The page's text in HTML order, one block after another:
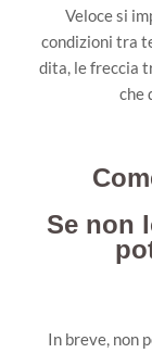
Veloce si
condizioni tra
dita, le freccia
che
Se non
In breve, non